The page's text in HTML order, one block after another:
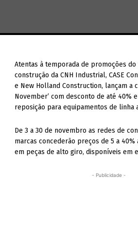
Atentas à temporada de promoções do
construção da CNH Industrial, CASE
e New Holland Construction, lançam a
November’ com desconto de até 40%
reposição para equipamentos de linha
De 3 a 30 de novembro as redes de
marcas concederão preços de 5 a 40%
em peças de alto giro, disponíveis em
- Publicidade -